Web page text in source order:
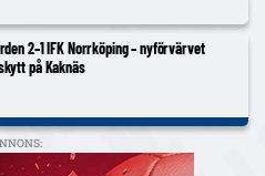
2–1 IFK Norrköping – nyförvärvet
på Kaknäs